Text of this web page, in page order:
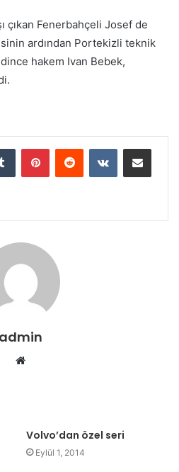
çıkan Fenerbahçeli Josef de
ardından Portekizli teknik
hakem Ivan Bebek,
Tumblr PinterestReddit VKontakteE-Posta ile paylaş
admin
Web
Volvo’dan özel seri
Eylül 1, 2014